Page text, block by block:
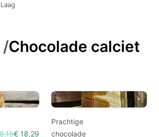
/Chocolade calciet
€ 18,29
Prachtige
chocolade